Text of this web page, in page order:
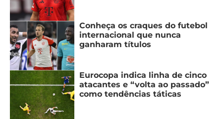
Conheça os craques do futebol
internacional que nunca
ganharam títulos
Eurocopa indica linha de cinco
atacantes e “volta ao passado”
como tendências táticas